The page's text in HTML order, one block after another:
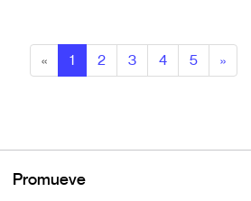
« 1 2 3 4 5 »
Promueve